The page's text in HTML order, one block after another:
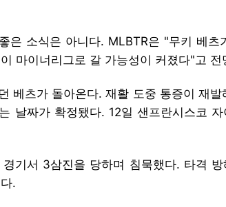
은 소식은 아니다. MLBTR은 "무키 베츠
마이너리그로 갈 가능성이 커졌다"고 전
베츠가 돌아온다. 재활 도중 통증이 재
날짜가 확정됐다. 12일 샌프란시스코
기서 3삼진을 당하며 침묵했다. 타격
.